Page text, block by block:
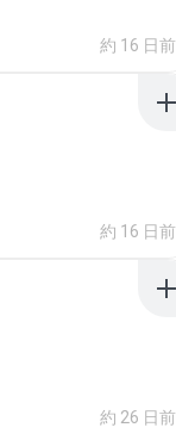
約 16 日前
約 16 日前
約 26 日前